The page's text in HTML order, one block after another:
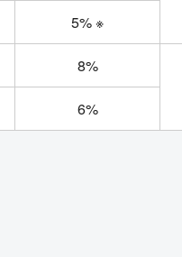
5% ※
8%
6%